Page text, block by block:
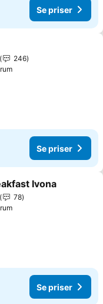
Se priser
favoritter
246
Se priser
favoritter
Ivona
78
Se priser